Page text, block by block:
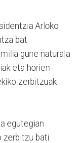
Arloko
bat
gune naturala
eta horien
zerbitzuak
egutegian
zerbitzu bati